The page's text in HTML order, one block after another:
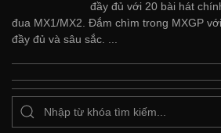
đầy đủ với 20 bài hát
đua MX1/MX2. Đắm chìm trong MXGP
đầy đủ và sâu sắc. ...